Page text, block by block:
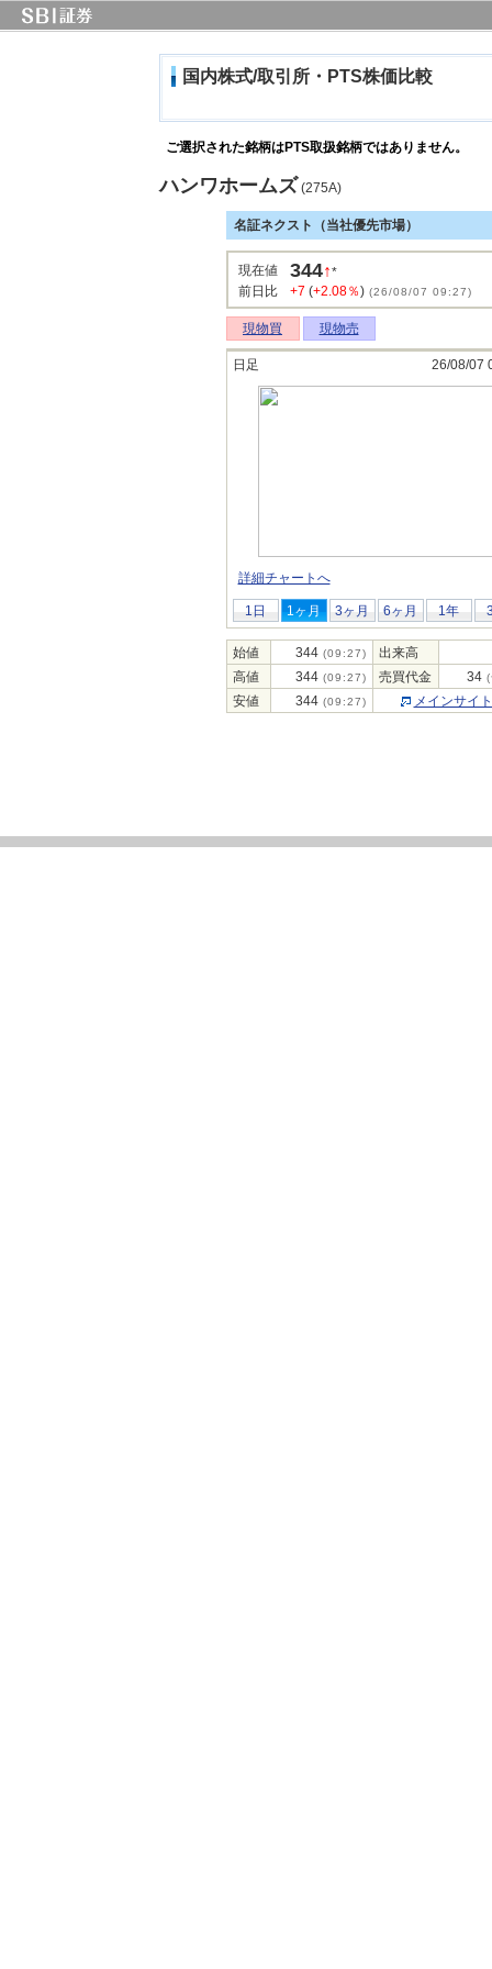
国内株式/取引所・PTS株価比較
ご選択された銘柄はPTS取扱銘柄ではありません。
ハンワホームズ (275A)
名証ネクスト（当社優先市場）
現在値 344↑*
前日比
+7 (+2.08％)(26/08/07 09:27)
現物買 現物売
日足 26/08/07
詳細チャートへ
1日 1ヶ月 3ヶ月 6ヶ月 1年
始値 344(09:27)
出来高
高値
344(09:27) 売買代金 34(
安値 344(09:27) メインサイ